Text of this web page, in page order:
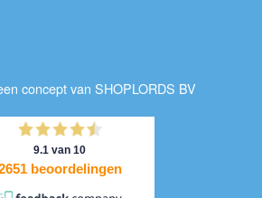
concept van SHOPLORDS BV